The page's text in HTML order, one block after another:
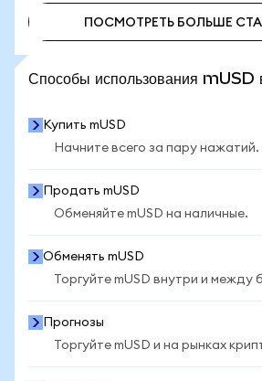
ПОСМОТРЕТЬ БОЛЬШЕ
Способы использования
Купить mUSD
Начните всего за пару нажатий.
Продать mUSD
Обменяйте mUSD на наличные.
Обменять mUSD
Торгуйте mUSD внутри и между
Прогнозы
Торгуйте mUSD и на рынках